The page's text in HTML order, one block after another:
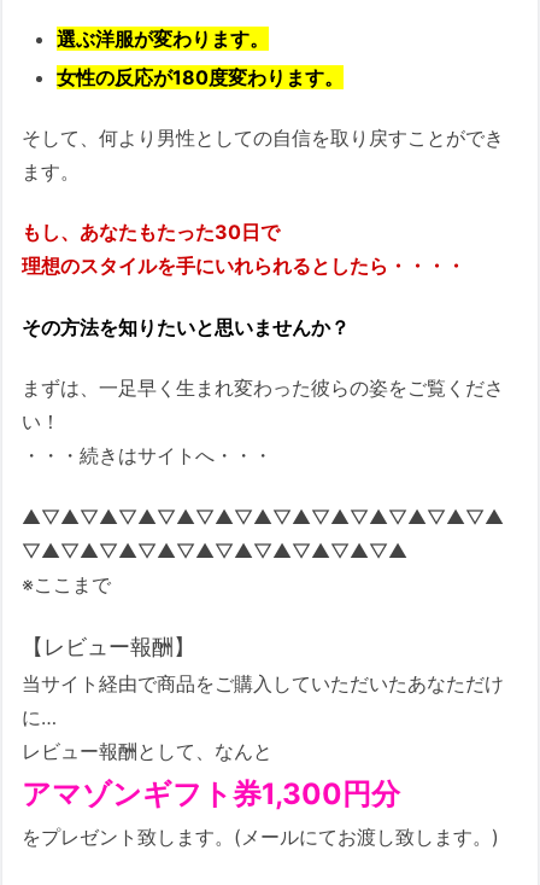
選ぶ洋服が変わります。
女性の反応が180度変わります。
そして、何より男性としての自信を取り戻すことができ
ます。
もし、あなたもたった30日で
理想のスタイルを手にいれられるとしたら・・・・
その方法を知りたいと思いませんか？
まずは、一足早く生まれ変わった彼らの姿をご覧くださ
い！
・・・続きはサイトへ・・・
▲▽▲▽▲▽▲▽▲▽▲▽▲▽▲▽▲▽▲▽▲▽▲▽▲
▽▲▽▲▽▲▽▲▽▲▽▲▽▲▽▲▽▲▽▲
※ここまで
【レビュー報酬】
当サイト経由で商品をご購入していただいたあなただけ
に…
レビュー報酬として、なんと
アマゾンギフト券1,300円分
をプレゼント致します。(メールにてお渡し致します。)